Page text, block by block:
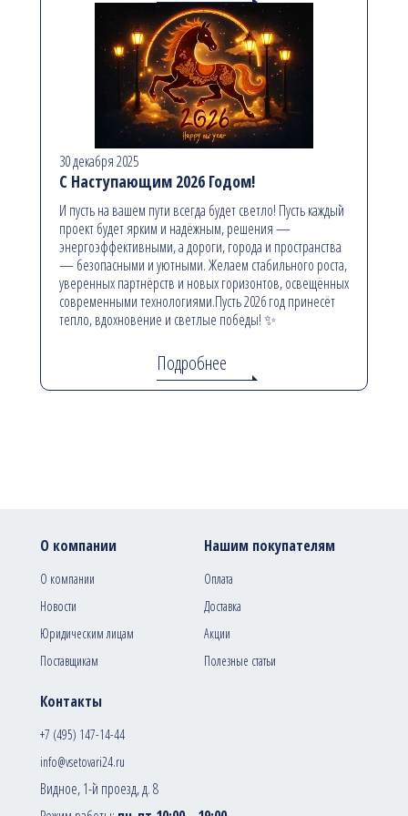
30 декабря 2025
С Наступающим 2026 Годом!
И пусть на вашем пути всегда будет светло! Пусть каждый
проект будет ярким и надёжным, решения —
энергоэффективными, а дороги, города и пространства
— безопасными и уютными. Желаем стабильного роста,
уверенных партнёрств и новых горизонтов, освещённых
современными технологиями.Пусть 2026 год принесёт
тепло, вдохновение и светлые победы! ✨
Подробнее
Контакты
+7 (495) 147-14-44
info@vsetovari24.ru
Видное, 1-й проезд, д. 8
О компании
О компании
Новости
Юридическим лицам
Поставщикам
Нашим покупателям
Оплата
Доставка
Акции
Полезные статьи